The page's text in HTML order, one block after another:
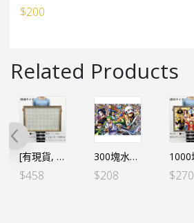
$200
Related Products
[有現貨, 限店直接買]ONE PIECE砌圖專用框（1000塊50x75cm用）
$458
300塊水晶砌圖 AC044 和之國弐 卓洛
$208 $270